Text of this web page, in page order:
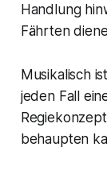
Handlung
Fährten
Musikalisch
jeden Fall
behaupten